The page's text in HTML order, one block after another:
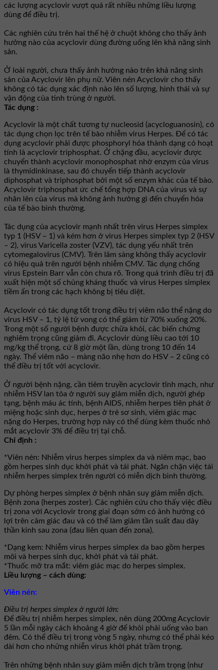
các lượng acyclovir vượt quá rất nhiều những liều lượng
dùng để điều trị.
Các nghiên cứu trên hai thế hệ ở chuột không cho thấy ảnh
hưởng nào của acyclovir dùng đường uống lên khả năng sinh
sản.
Ở loài người, chưa thấy ảnh hưởng nào trên khả năng sinh
sản của Acyclovir lên phụ nữ. Viên nén Acyclovir cho thấy
không có tác dụng xác định nào lên số lượng, hình thái và sự
vận động của tinh trùng ở người.
Tác dụng :
Acyclovir là một chất tương tự nucleosid (acycloguanosin), có
tác dụng chọn lọc trên tế bào nhiễm virus Herpes. Ðể có tác
dụng acyclovir phải được phosphoryl hóa thành dạng có hoạt
tính là acyclovir triphosphat. Ở chặng đầu, acyclovir được
chuyển thành acyclovir monophosphat nhờ enzym của virus
là thymidinkinase, sau đó chuyển tiếp thành acyclovir
diphosphat và triphosphat bởi một số enzym khác của tế bào.
Acyclovir triphosphat ức chế tổng hợp DNA của virus và sự
nhân lên của virus mà không ảnh hưởng gì đến chuyển hóa
của tế bào bình thường.
Tác dụng của acyclovir mạnh nhất trên virus Herpes simplex
typ 1 (HSV – 1) và kém hơn ở virus Herpes simplex typ 2 (HSV
– 2), virus Varicella zoster (VZV), tác dụng yếu nhất trên
cytomegalovirus (CMV). Trên lâm sàng không thấy acyclovir
có hiệu quả trên người bệnh nhiễm CMV. Tác dụng chống
virus Epstein Barr vẫn còn chưa rõ. Trong quá trình điều trị đã
xuất hiện một số chủng kháng thuốc và virus Herpes simplex
tiềm ẩn trong các hạch không bị tiêu diệt.
Acyclovir có tác dụng tốt trong điều trị viêm não thể nặng do
virus HSV – 1, tỷ lệ tử vong có thể giảm từ 70% xuống 20%.
Trong một số người bệnh được chữa khỏi, các biến chứng
nghiêm trọng cũng giảm đi. Acyclovir dùng liều cao tới 10
mg/kg thể trọng, cứ 8 giờ một lần, dùng trong 10 đến 14
ngày. Thể viêm não – màng não nhẹ hơn do HSV – 2 cũng có
thể điều trị tốt với acyclovir.
Ở người bệnh nặng, cần tiêm truyền acyclovir tĩnh mạch, như
nhiễm HSV lan tỏa ở người suy giảm miễn dịch, người ghép
tạng, bệnh máu ác tính, bệnh AIDS, nhiễm herpes tiên phát ở
miệng hoặc sinh dục, herpes ở trẻ sơ sinh, viêm giác mạc
nặng do Herpes, trường hợp này có thể dùng kèm thuốc nhỏ
mắt acyclovir 3% để điều trị tại chỗ.
Chỉ định :
*Viên nén: Nhiễm virus herpes simplex da và niêm mạc, bao
gồm herpes sinh dục khởi phát và tái phát. Ngăn chặn việc tái
nhiễm herpes simplex trên người có miễn dịch bình thường.
Dự phòng herpes simplex ở bệnh nhân suy giảm miễn dịch.
Bệnh zona (herpes zoster). Các nghiên cứu cho thấy việc điều
trị zona với Acyclovir trong giai đoạn sớm có ảnh hưởng có
lợi trên cảm giác đau và có thể làm giảm tần suất đau dây
thần kinh sau zona (đau liên quan đến zona).
*Dạng kem: Nhiễm virus herpes simplex da bao gồm herpes
môi và herpes sinh dục, khởi phát và tái phát.
*Thuốc mỡ tra mắt: viêm giác mạc do herpes simplex.
Liều lượng – cách dùng:
Viên nén:
Ðiều trị herpes simplex ở người lớn:
Để điều trị nhiễm herpes simplex, nên dùng 200mg Acyclovir
5 lần mỗi ngày cách khoảng 4 giờ để khỏi phải uống vào ban
đêm. Có thể điều trị trong vòng 5 ngày, nhưng có thể phải kéo
dài hơn cho những nhiễn virus khởi phát trầm trọng.
Trên những bệnh nhân suy giảm miễn dịch trầm trọng (như